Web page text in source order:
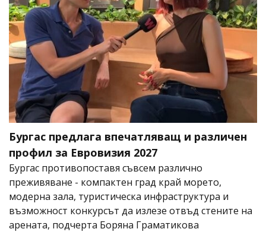
Бургас предлага впечатляващ и различен
профил за Евровизия 2027
Бургас противопоставя съвсем различно
преживяване - компактен град край морето,
модерна зала, туристическа инфраструктура и
възможност конкурсът да излезе отвъд стените на
арената, подчерта Боряна Граматикова